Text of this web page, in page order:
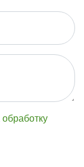
обработку